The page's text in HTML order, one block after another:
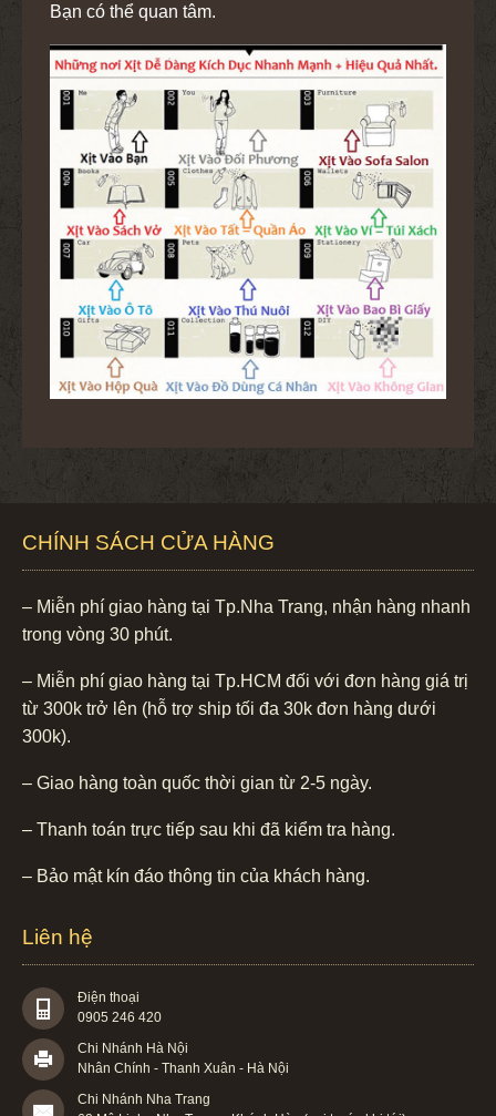
Bạn có thể quan tâm.
CHÍNH SÁCH CỬA HÀNG
– Miễn phí giao hàng tại Tp.Nha Trang, nhận hàng nhanh
trong vòng 30 phút.
– Miễn phí giao hàng tại Tp.HCM đối với đơn hàng giá trị
từ 300k trở lên (hỗ trợ ship tối đa 30k đơn hàng dưới
300k).
– Giao hàng toàn quốc thời gian từ 2-5 ngày.
– Thanh toán trực tiếp sau khi đã kiểm tra hàng.
– Bảo mật kín đáo thông tin của khách hàng.
Liên hệ
Điện thoại
0905 246 420
Chi Nhánh Hà Nội
Nhân Chính - Thanh Xuân - Hà Nội
Chi Nhánh Nha Trang